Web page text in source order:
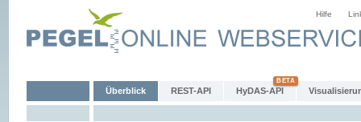
Hilfe
Überblick REST-API HyDAS-API